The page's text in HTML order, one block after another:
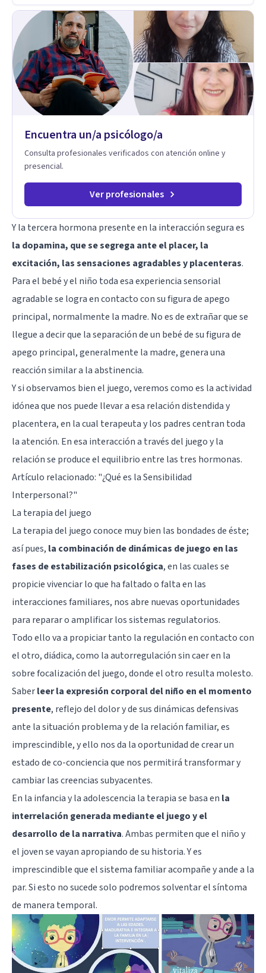
trabajado en distintos contextos clínicos con niños,
Adolescentes y Adultos
Encuentra un/a psicólogo/a
Consulta profesionales verificados con atención online y
presencial.
Ver profesionales
Y la tercera hormona presente en la interacción segura es
la dopamina, que se segrega ante el placer, la
excitación, las sensaciones agradables y placenteras.
Para el bebé y el niño toda esa experiencia sensorial
agradable se logra en contacto con su figura de apego
principal, normalmente la madre. No es de extrañar que se
llegue a decir que la separación de un bebé de su figura de
apego principal, generalmente la madre, genera una
reacción similar a la abstinencia.
Y si observamos bien el juego, veremos como es la actividad
idónea que nos puede llevar a esa relación distendida y
placentera, en la cual terapeuta y los padres centran toda
la atención. En esa interacción a través del juego y la
relación se produce el equilibrio entre las tres hormonas.
Artículo relacionado: "¿Qué es la Sensibilidad
Interpersonal?"
La terapia del juego
La terapia del juego conoce muy bien las bondades de éste;
así pues, la combinación de dinámicas de juego en las
fases de estabilización psicológica, en las cuales se
propicie vivenciar lo que ha faltado o falta en las
interacciones familiares, nos abre nuevas oportunidades
para reparar o amplificar los sistemas regulatorios.
Todo ello va a propiciar tanto la regulación en contacto con
el otro, diádica, como la autorregulación sin caer en la
sobre focalización del juego, donde el otro resulta molesto.
Saberleer la expresión corporal del niño en el momento
presente, reflejo del dolor y de sus dinámicas defensivas
ante la situación problema y de la relación familiar, es
imprescindible, y ello nos da la oportunidad de crear un
estado de co-conciencia que nos permitirá transformar y
cambiar las creencias subyacentes.
En la infancia y la adolescencia la terapia se basa en la
interrelación generada mediante el juego y el
desarrollo de la narrativa. Ambas permiten que el niño y
el joven se vayan apropiando de su historia. Y es
imprescindible que el sistema familiar acompañe y ande a la
par. Si esto no sucede solo podremos solventar el síntoma
de manera temporal.